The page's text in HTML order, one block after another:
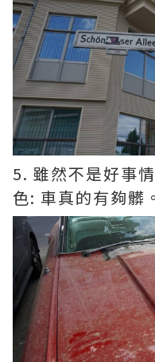
5. 雖然不是好事
色: 車真的有夠髒。